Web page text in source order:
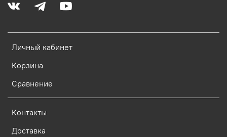
Личный кабинет
Корзина
Сравнение
Контакты
Доставка